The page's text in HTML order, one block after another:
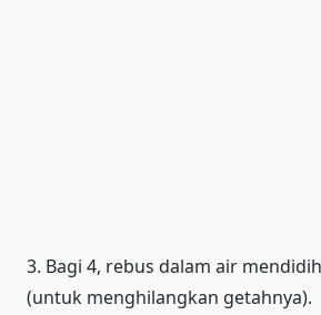
3. Bagi 4, rebus dalam air
(untuk menghilangkan getahnya).